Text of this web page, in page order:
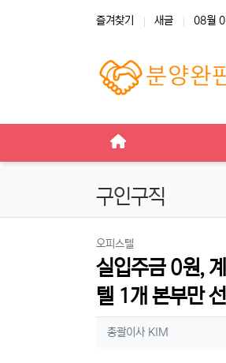
즐겨찾기 새글 08월
구인구직
오피스텔
실입주금 0원,
텔 1개 본부만
작성자 정보
총괄이사 KIM